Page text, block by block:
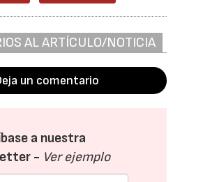
AL ARTÍCULO/NOTICIA
un comentario
a nuestra
- Ver ejemplo